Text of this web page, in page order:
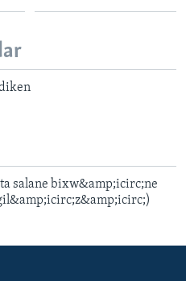
salane bixw&amp;icirc;ne